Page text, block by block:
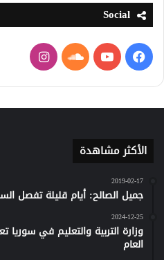
Social
فيسبوكيوتيوبساوند
كلاود
انستقرام
الأكثر مشاهدة
2019-02-17
جميل الصالح: أيام قليلة تفصل
2024-12-25
وزارة التربية والتعليم في سوريا
العام